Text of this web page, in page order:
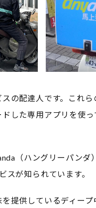
の配達人です。これ
した専用アプリを使
（ハングリーパンダ
スが知られています。
提供しているディー